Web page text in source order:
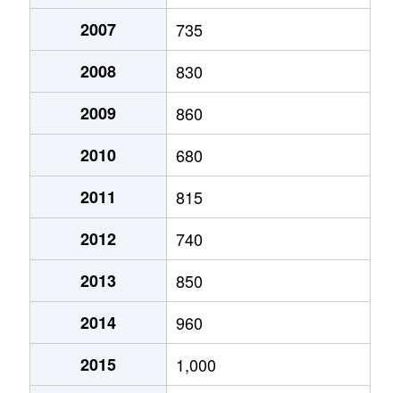
あいの里２条
250万円
あいの里２条
150万円
あいの里２条
400万円
あいの里２条
650万円
あいの里２条
550万円
あいの里２条
200万円
あいの里２条
210万円
あいの里２条
320万円
あいの里２条
100万円
2007
735
2008
830
2009
860
2010
680
2011
815
2012
740
2013
850
2014
960
2015
1,000